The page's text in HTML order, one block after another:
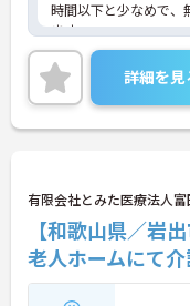
時間以下と少なめで、
ます。
ご興味のある方には、
に詳細をご案内します
い！
詳細を見
有限会社とみた医療法人
【和歌山県／岩
老人ホームにて